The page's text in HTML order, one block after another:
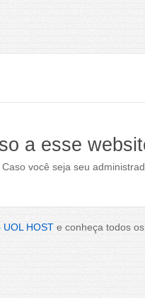
a esse
Caso você seja seu
UOL HOST e conheça todos